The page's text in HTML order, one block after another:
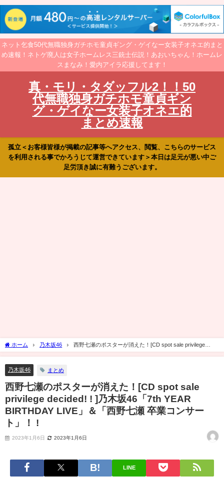
ネット乞食50代無職独身ガチホモ童貞ギング・ゲイなー女装子オネエ的まと
め速報！ネトゲ廃人は女子ホームレス三銃士伝説！あおいちゃん！ホームレ
スまなみ！愛内アイラ応援してます！
真・モリ・タダッフル2！！50
代無職独身ガチホモ童貞ギン
グ・ゲイなー女装子オネエ的
まとめ速報
孤立＜お客様皆様が掲載の記事等へアクセス、閲覧、こちらのサービス
を利用される事でかろうじて運営できています＞本日は足元が悪い中ご
足労頂き誠に有難うございます。
ホーム 乃木坂46
西野七瀬のポスターが消えた！[CD spot sale privilege
decided! ! ]乃木坂46「7th YEAR BIRTHDAY LIVE」＆「西野七瀬 卒業コンサート」！ !
乃木坂46 まとめ
西野七瀬のポスターが消えた！[CD spot sale
privilege decided! ! ]乃木坂46「7th YEAR
BIRTHDAY LIVE」＆「西野七瀬 卒業コンサー
ト」！ !
2023年1月6日 2023年1月6日
LINE